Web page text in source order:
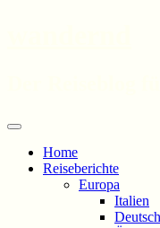
Menü
springen
Home
Reiseberichte
Europa
Italien